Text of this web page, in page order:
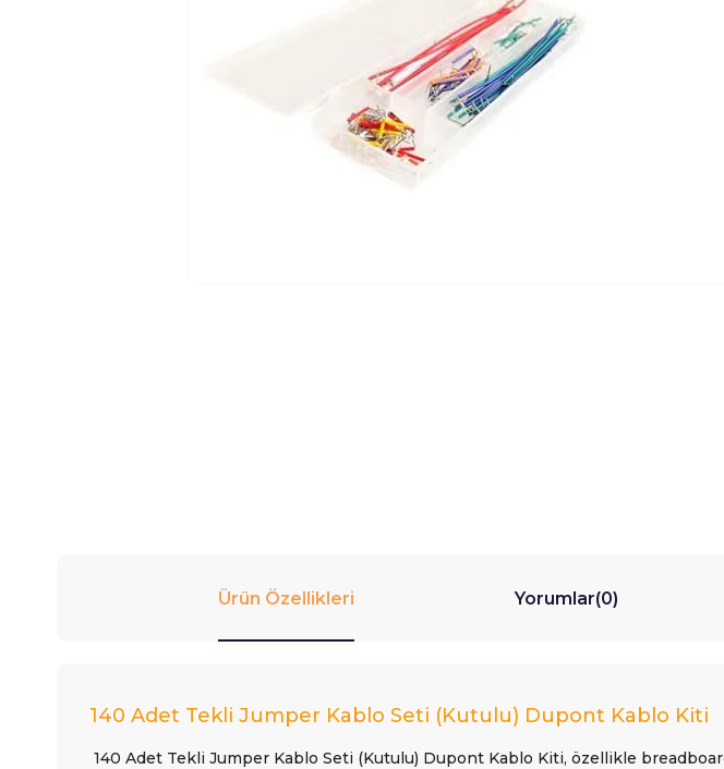
Ürün Özellikleri Yorumlar(0)
140 Adet Tekli Jumper Kablo Seti (Kutulu) Dupont Kablo Kiti
140 Adet Tekli Jumper Kablo Seti (Kutulu) Dupont Kablo Kiti, özellikle